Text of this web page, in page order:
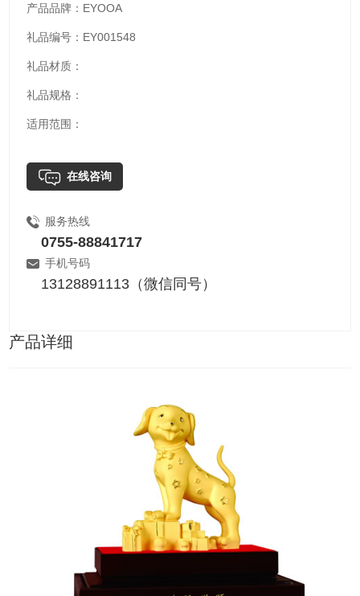
产品品牌：EYOOA
礼品编号：EY001548
礼品材质：
礼品规格：
适用范围：
在线咨询
服务热线
0755-88841717
手机号码
13128891113（微信同号）
产品详细